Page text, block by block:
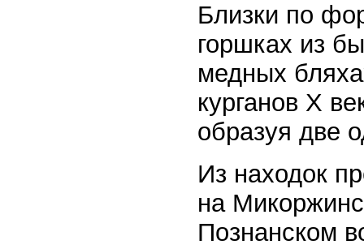
Близки по
горшках из
медных
курганов Х
образуя две
Из находок
на
Познанском